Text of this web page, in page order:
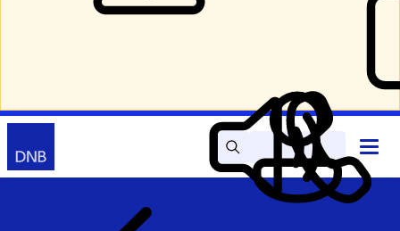
Zoek Lees
voor
Mijn
DNB
Contact